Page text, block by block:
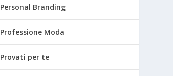
Personal Branding
Professione Moda
Provati per te